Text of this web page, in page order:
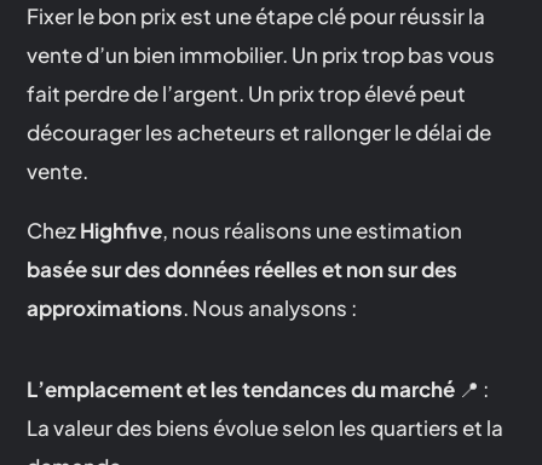
Fixer le bon prix est une étape clé pour réussir la
vente d’un bien immobilier. Un prix trop bas vous
fait perdre de l’argent. Un prix trop élevé peut
décourager les acheteurs et rallonger le délai de
vente.
ChezHighfive, nous réalisons une estimation
basée sur des données réelles et non sur des
approximations. Nous analysons :
L’emplacement et les tendances du marché 📍 :
La valeur des biens évolue selon les quartiers et la